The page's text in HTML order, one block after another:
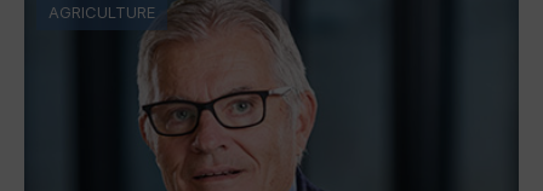
AGRICULTURE